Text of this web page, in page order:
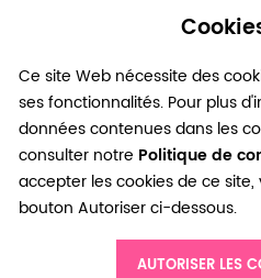
Ce site Web nécessite des
ses fonctionnalités. Pour plus
données contenues dans les
consulter notre Politique de
accepter les cookies de ce site,
bouton Autoriser ci-dessous.
AUTORISER LES
0
Cordon en cuir 1mm